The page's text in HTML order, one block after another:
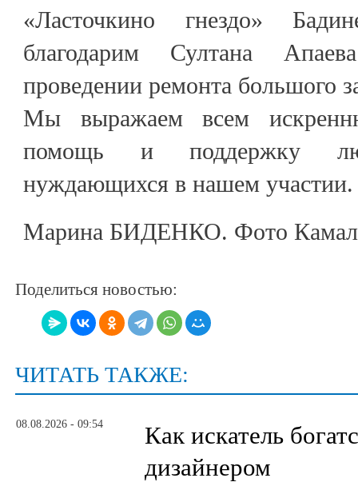
«Ласточкино гнездо»
благодарим Султана
проведении ремонта большого
Мы выражаем всем
помощь и поддержку
нуждающихся в нашем участии.
Марина БИДЕНКО. Фото
Поделиться новостью:
ЧИТАТЬ ТАКЖЕ:
08.08.2026 - 09:54
Как искатель
дизайнером